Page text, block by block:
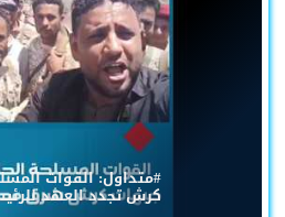
#متداول: القوات
كرش تجدد العهد